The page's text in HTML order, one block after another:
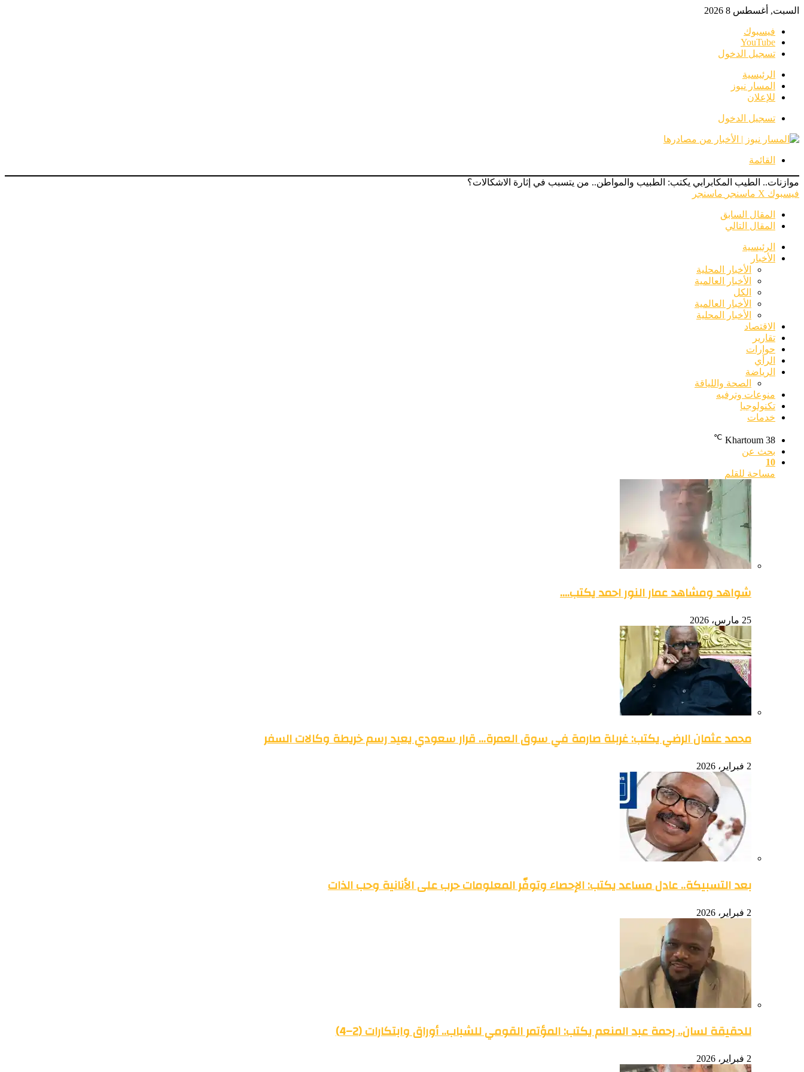
السبت, أغسطس 8 2026
فيسبوك
‫YouTube
تسجيل الدخول
الرئيسية
المسار نيوز
للإعلان
تسجيل الدخول
القائمة
موازنات.. الطيب المكابرابي يكتب: الطبيب والمواطن.. من يتسبب في إثارة الاشكالات؟
فيسبوك ‫X ماسنجر ماسنجر
المقال السابق
المقال التالي
الرئيسية
الأخبار
الأخبار المحلية
الأخبار العالمية
الكل
الأخبار العالمية
الأخبار المحلية
الاقتصاد
تقارير
حوارات
الرأي
الرياضة
الصحة واللياقة
منوعات وترفيه
تكنولوجيا
خدمات
Khartoum 38
℃
بحث عن
10
مساحة للقلم
شواهد ومشاهد عمار النور احمد يكتب….
25 مارس، 2026
محمد عثمان الرضي يكتب: غربلة صارمة في سوق العمرة… قرار سعودي يعيد رسم خريطة وكالات السفر
2 فبراير، 2026
بعد التسبيكة.. عادل مساعد يكتب: الإحصاء وتوفّر المعلومات حرب على الأنانية وحب الذات
2 فبراير، 2026
للحقيقة لسان.. رحمة عبد المنعم يكتب: المؤتمر القومي للشباب.. أوراق وابتكارات (2–4)
2 فبراير، 2026